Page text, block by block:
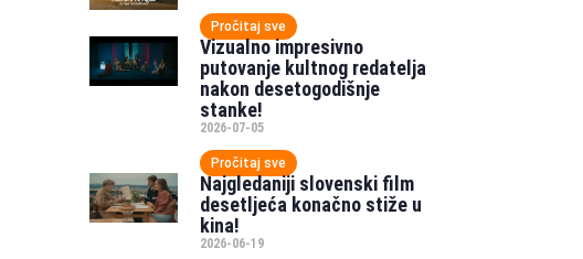
Pročitaj sve
Vizualno impresivno
putovanje kultnog redatelja
nakon desetogodišnje
stanke!
2026-07-05
Pročitaj sve
Najgledaniji slovenski film
desetljeća konačno stiže u
kina!
2026-06-19